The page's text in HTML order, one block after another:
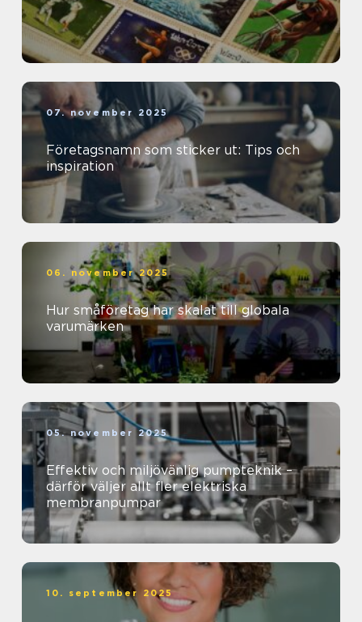
07. november 2025
Företagsnamn som sticker ut: Tips och
inspiration
06. november 2025
Hur småföretag har skalat till globala
varumärken
05. november 2025
Effektiv och miljövänlig pumpteknik –
därför väljer allt fler elektriska
membranpumpar
10. september 2025